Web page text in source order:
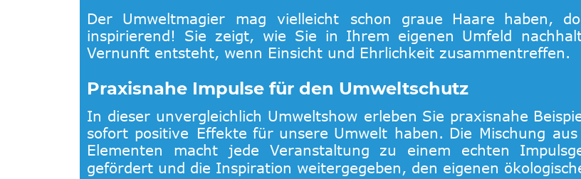
Der Umweltmagier mag vielleicht schon graue Haare haben,
inspirierend!
Sie zeigt, wie Sie in Ihrem eigenen Umfeld
Vernunft entsteht, wenn Einsicht und Ehrlichkeit zusammentreffen.
Praxisnahe Impulse für den Umweltschutz
In dieser unvergleichlich Umweltshow erleben Sie praxisnahe
sofort positive Effekte für unsere Umwelt haben. Die Mischung aus
Elementen
macht jede Veranstaltung zu einem echten
gefördert und die Inspiration weitergegeben, den eigenen